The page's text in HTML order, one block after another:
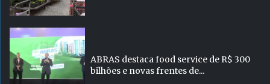
ABRAS destaca food service de R$ 300
bilhões e novas frentes de...